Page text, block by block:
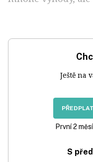
Ještě na
První 2
S